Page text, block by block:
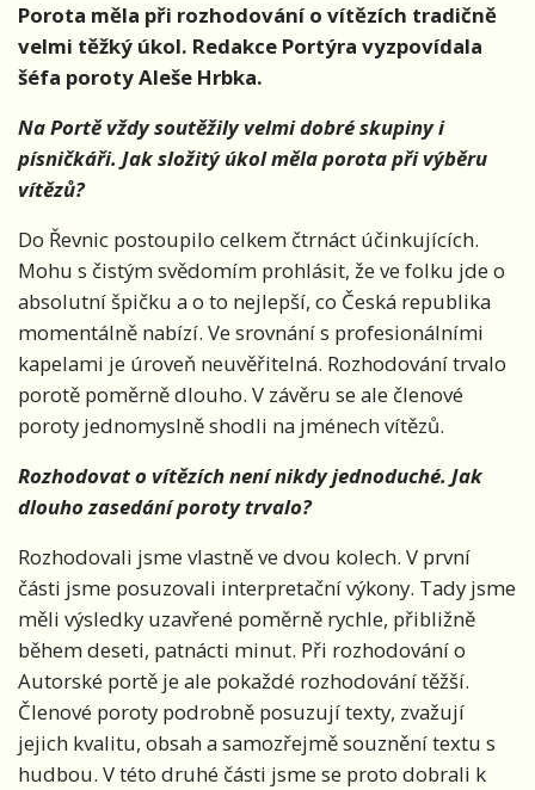
Porota měla při rozhodování o vítězích tradičně
velmi těžký úkol. Redakce Portýra vyzpovídala
šéfa poroty Aleše Hrbka.
Na Portě vždy soutěžily velmi dobré skupiny i
písničkáři. Jak složitý úkol měla porota při výběru
vítězů?
Do Řevnic postoupilo celkem čtrnáct účinkujících.
Mohu s čistým svědomím prohlásit, že ve folku jde o
absolutní špičku a o to nejlepší, co Česká republika
momentálně nabízí. Ve srovnání s profesionálními
kapelami je úroveň neuvěřitelná. Rozhodování trvalo
porotě poměrně dlouho. V závěru se ale členové
poroty jednomyslně shodli na jménech vítězů.
Rozhodovat o vítězích není nikdy jednoduché. Jak
dlouho zasedání poroty trvalo?
Rozhodovali jsme vlastně ve dvou kolech. V první
části jsme posuzovali interpretační výkony. Tady jsme
měli výsledky uzavřené poměrně rychle, přibližně
během deseti, patnácti minut. Při rozhodování o
Autorské portě je ale pokaždé rozhodování těžší.
Členové poroty podrobně posuzují texty, zvažují
jejich kvalitu, obsah a samozřejmě souznění textu s
hudbou. V této druhé části jsme se proto dobrali k